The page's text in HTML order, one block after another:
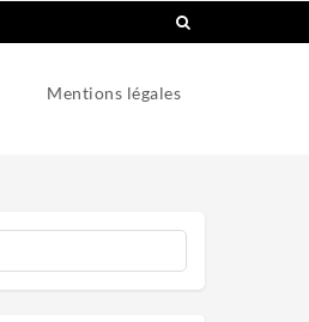
Mentions légales